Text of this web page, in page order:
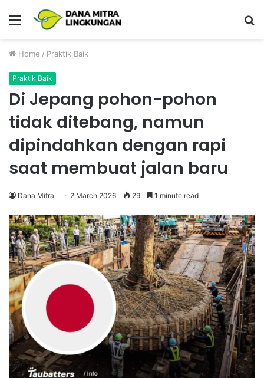
Menu
Home / Praktik Baik
Praktik Baik
Di Jepang pohon-pohon
tidak ditebang, namun
dipindahkan dengan rapi
saat membuat jalan baru
Dana Mitra 2 March 2026 29 1 minute read